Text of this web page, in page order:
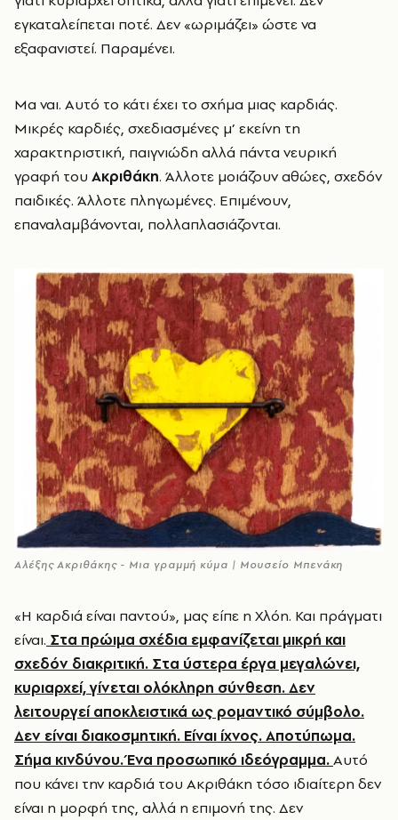
εγκαταλείπεται ποτέ. Δεν «ωριμάζει» ώστε να
εξαφανιστεί. Παραμένει.
Μα ναι. Αυτό το κάτι έχει το σχήμα μιας καρδιάς.
Μικρές καρδιές, σχεδιασμένες μ’ εκείνη τη
χαρακτηριστική, παιγνιώδη αλλά πάντα νευρική
γραφή του Ακριθάκη. Άλλοτε μοιάζουν αθώες, σχεδόν
παιδικές. Άλλοτε πληγωμένες. Επιμένουν,
επαναλαμβάνονται, πολλαπλασιάζονται.
Αλέξης Ακριθάκης - Μια γραμμή κύμα | Μουσείο Μπενάκη
«Η καρδιά είναι παντού», μας είπε η Χλόη. Και πράγματι
είναι. Στα πρώιμα σχέδια εμφανίζεται μικρή και
σχεδόν διακριτική. Στα ύστερα έργα μεγαλώνει,
κυριαρχεί, γίνεται ολόκληρη σύνθεση. Δεν
λειτουργεί αποκλειστικά ως ρομαντικό σύμβολο.
Δεν είναι διακοσμητική. Είναι ίχνος. Αποτύπωμα.
Σήμα κινδύνου. Ένα προσωπικό ιδεόγραμμα.Αυτό
που κάνει την καρδιά του Ακριθάκη τόσο ιδιαίτερη δεν
είναι η μορφή της, αλλά η επιμονή της. Δεν